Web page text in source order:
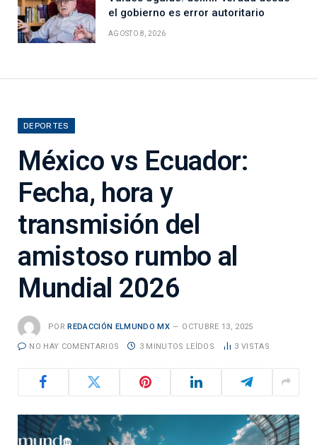
el gobierno es error autoritario
AGOSTO 8, 2026
DEPORTES
México vs Ecuador:
Fecha, hora y
transmisión del
amistoso rumbo al
Mundial 2026
POR REDACCIÓN ELMUNDO MX OCTUBRE 13, 2025
NO HAY COMENTARIOS 3 MINUTOS LEÍDOS 3 VISTAS